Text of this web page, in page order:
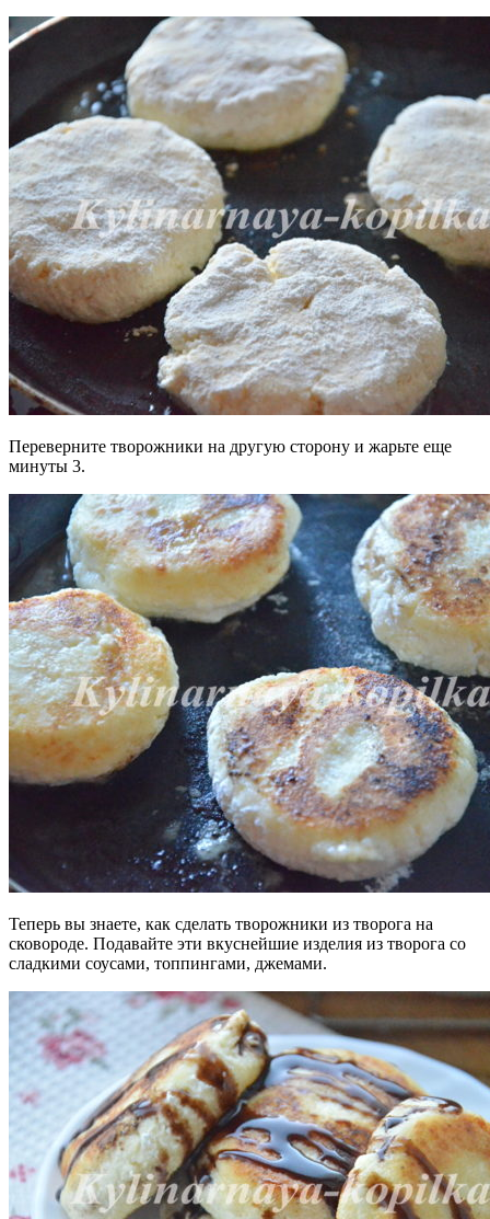
Переверните творожники на другую сторону и жарьте еще
минуты 3.
Теперь вы знаете, как сделать творожники из творога на
сковороде. Подавайте эти вкуснейшие изделия из творога со
сладкими соусами, топпингами, джемами.